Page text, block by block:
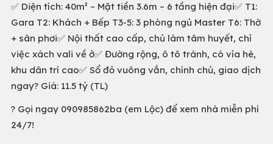
✅ Diện tích: 40m² – Mặt tiền 3.6m – 6 tầng hiện đại✅ T1:
Gara T2: Khách + Bếp T3-5: 3 phòng ngủ Master T6: Thờ
+ sân phơi✅ Nội thất cao cấp, chủ làm tâm huyết, chỉ
việc xách vali về ở✅ Đường rộng, ô tô tránh, có vỉa hè,
khu dân trí cao✅ Sổ đỏ vuông vắn, chính chủ, giao dịch
ngay? Giá: 11.5 tỷ (TL)
? Gọi ngay 090985862ba (em Lộc) để xem nhà miễn phí
24/7!